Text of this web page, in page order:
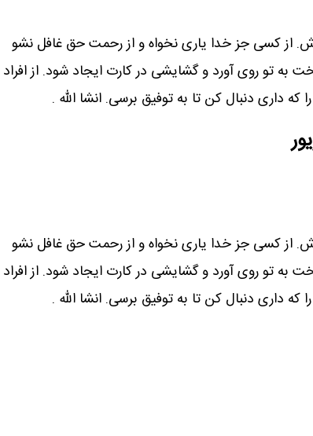
از کسی جز خدا یاری نخواه و از رحمت حق غافل نشو
به تو روی آورد و گشایشی در کارت ایجاد شود. از افراد
داری دنبال کن تا به توفیق برسی. انشا الله .
از کسی جز خدا یاری نخواه و از رحمت حق غافل نشو
به تو روی آورد و گشایشی در کارت ایجاد شود. از افراد
داری دنبال کن تا به توفیق برسی. انشا الله .